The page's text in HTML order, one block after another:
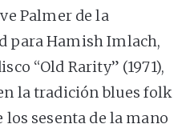
Palmer de la
para Hamish Imlach,
“Old Rarity” (1971),
en la tradición blues folk
sesenta de la mano